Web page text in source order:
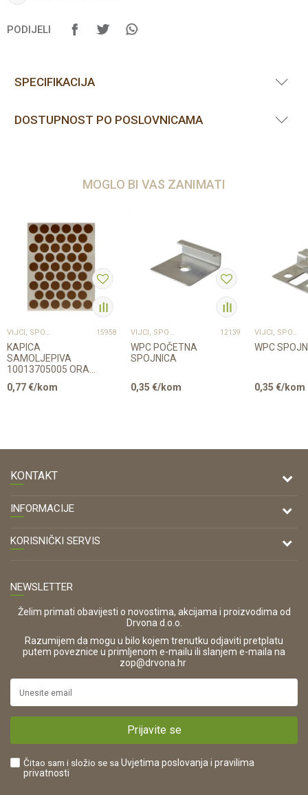
PODIJELI
SPECIFIKACIJA
DOSTUPNOST PO POSLOVNICAMA
MOGLO BI VAS ZANIMATI
VIJCI, SPOJNICE I TIPLE 15958
KAPICA
SAMOLJEPIVA
10013705005 ORAH
0,77€/kom
VIJCI, SPOJNICE I TIPLE 12139
WPC POČETNA
SPOJNICA
0,35 €/kom
VIJCI, SPOJNICE I TIPLE
WPC
0,35 €/kom
KONTAKT
DRVONA D.O.O.
Antuna Mihanovića 7,
47000 Karlovac
OIB:
42821181683
16280
https://www.drvona.hr/
POREZNI BROJ:
INFORMACIJE
O nama
KORISNIČKI SERVIS
Zaštita privatnosti i osobnih podataka
Korištenje kolačića
Pravo na odustajanje i jednostrani raskid ugovora
Reklamacije
Plaćanje karticama
Što dobivam registracijom?
NEWSLETTER
Želim primati obavijesti o novostima, akcijama i proizvodima od
Drvona d.o.o.
Razumijem da mogu u bilo kojem trenutku odjaviti pretplatu
putem poveznice u primljenom e-mailu ili slanjem e-maila na
zop@drvona.hr
Prijavite se
Čitao sam i složio se sa Uvjetima poslovanja i pravilima
privatnosti